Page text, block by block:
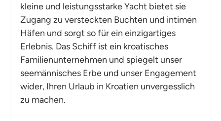
kleine und leistungsstarke Yacht bietet sie
Zugang zu versteckten Buchten und intimen
Häfen und sorgt so für ein einzigartiges
Erlebnis. Das Schiff ist ein kroatisches
Familienunternehmen und spiegelt unser
seemännisches Erbe und unser Engagement
wider, Ihren Urlaub in Kroatien unvergesslich
zu machen.